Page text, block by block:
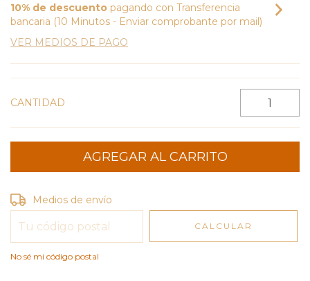
10% de descuento pagando con Transferencia
bancaria (10 Minutos - Enviar comprobante por mail)
VER MEDIOS DE PAGO
CANTIDAD
Entregas para el CP:
Medios de envío
CALCULAR
No sé mi código postal